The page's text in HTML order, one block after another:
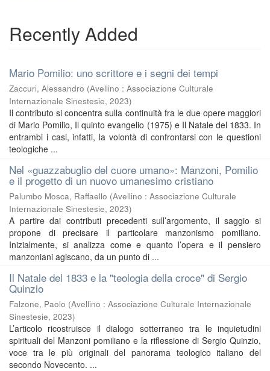
Recently Added
Mario Pomilio: uno scrittore e i segni dei tempi
Zaccuri, Alessandro (Avellino : Associazione Culturale
Internazionale Sinestesie, 2023)
Il contributo si concentra sulla continuità fra le due opere maggiori
di Mario Pomilio, Il quinto evangelio (1975) e Il Natale del 1833. In
entrambi i casi, infatti, la volontà di confrontarsi con le questioni
teologiche ...
Nel «guazzabuglio del cuore umano»: Manzoni, Pomilio
e il progetto di un nuovo umanesimo cristiano
Palumbo Mosca, Raffaello (Avellino : Associazione Culturale
Internazionale Sinestesie, 2023)
A partire dai contributi precedenti sull’argomento, il saggio si
propone di precisare il particolare manzonismo pomiliano.
Inizialmente, si analizza come e quanto l’opera e il pensiero
manzoniani agiscano, da un punto di ...
Il Natale del 1833 e la "teologia della croce" di Sergio
Quinzio
Falzone, Paolo (Avellino : Associazione Culturale Internazionale
Sinestesie, 2023)
L’articolo ricostruisce il dialogo sotterraneo tra le inquietudini
spirituali del Manzoni pomiliano e la riflessione di Sergio Quinzio,
voce tra le più originali del panorama teologico italiano del
secondo Novecento. ...